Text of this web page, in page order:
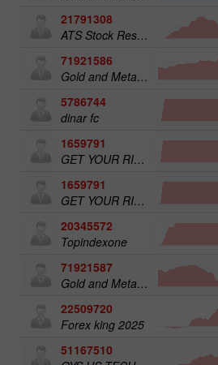
21791308
ATS Stock Resources
71921586
Gold and Metals 25
5786744
dinar fc
1659791
GET YOUR RICHES ORG.1
1659791
GET YOUR RICHES ORG.1
20345572
Topindexone
71921587
Gold and Metals 50
22509720
Forex king 2025
51167510